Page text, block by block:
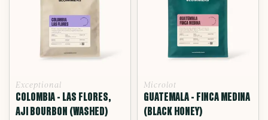
Exceptional
COLOMBIA - LAS FLORES,
AJI BOURBON (WASHED)
Microlot
GUATEMALA - FINCA MEDINA
(BLACK HONEY)